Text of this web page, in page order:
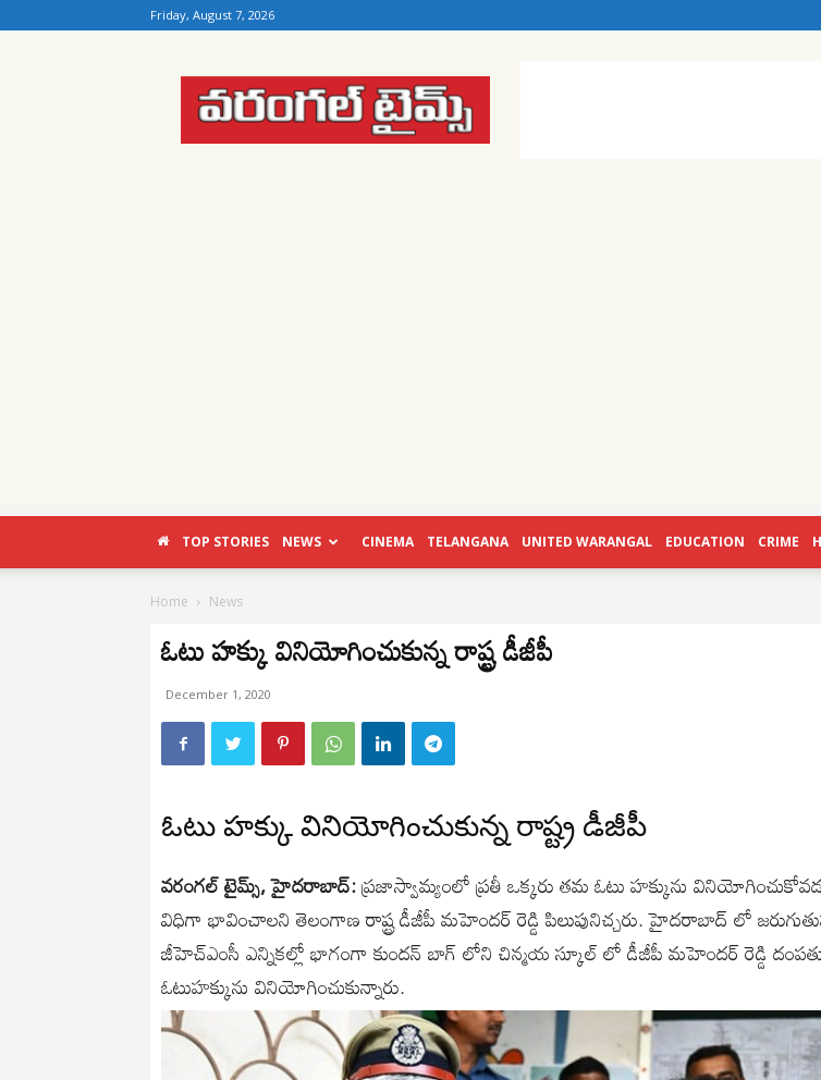
Friday, August 7, 2026
Warangal
Times
TOP STORIES NEWS CINEMA TELANGANA UNITED WARANGAL EDUCATION CRIME
Home News
ఓటు హక్కు వినియోగించుకున్న రాష్ట్ర డీజీపీ
December 1, 2020
ఓటు హక్కు వినియోగించుకున్న రాష్ట్ర డీజీపీ
వరంగల్ టైమ్స్, హైదరాబాద్:ప్రజాస్వామ్యంలో ప్రతీ ఒక్కరు తమ ఓటు హక్కును
విధిగా భావించాలని తెలంగాణ రాష్ట్ర డీజీపీ మహెందర్ రెడ్డి పిలుపునిచ్చరు. హైదరాబాద్ లో
జీహెచ్ఎంసీ ఎన్నికల్లో భాగంగా కుందన్ బాగ్ లోని చిన్మయ స్కూల్ లో డీజీపీ మహెందర్ రెడ్డి
ఓటుహక్కును వినియోగించుకున్నారు.